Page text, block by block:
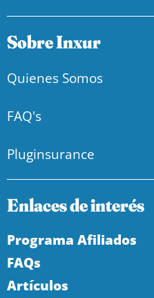
Sobre Inxur
Quienes Somos
FAQ's
Pluginsurance
Enlaces de interés
Programa Afiliados
FAQs
Artículos